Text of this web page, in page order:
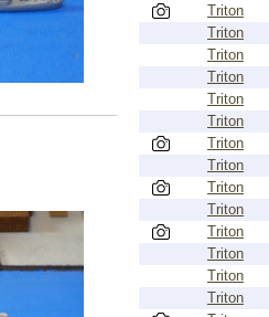
Triton
Triton
Triton
Triton
Triton
Triton
Triton
Triton
Triton
Triton
Triton
Triton
Triton
Triton